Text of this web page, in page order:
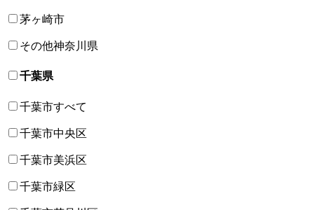
茅ヶ崎市
その他神奈川県
千葉県
千葉市すべて
千葉市中央区
千葉市美浜区
千葉市緑区